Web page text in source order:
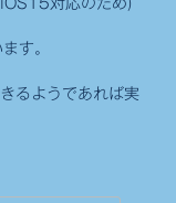
す。
るようであれば実